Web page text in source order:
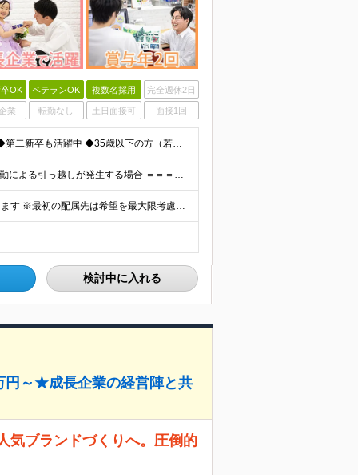
OK ベテランOK 複数名採用 完全週休2日
業 転勤なし 土日面接可 面接1回
◆未経験歓迎！活躍のフィールドは全国！ ◆学歴不問 ◆第二新卒も活躍中 ◆35歳以下の方（若年層の長期キャリア形成を図るため）
★家賃を8割補助！（限度額は地域により異なる） ※転勤による引っ越しが発生する場合 ＝＝＝＝＝＝＝＝＝＝＝＝＝＝＝＝＝＝＝＝＝＝＝ 例えば、家賃7.5万円なら6万円は会社で負担。 あなたが支払うのは、
全国エリアの「カメラのキタムラ」各店舗へ配属となります ※最初の配属先は希望を最大限考慮した上で決定します ▼詳しい勤務地住所は下記URLをご確認ください。 https://sss.kitamur
検討中に入れる
～★成長企業の経営陣と共
気ブランドづくりへ。圧倒的